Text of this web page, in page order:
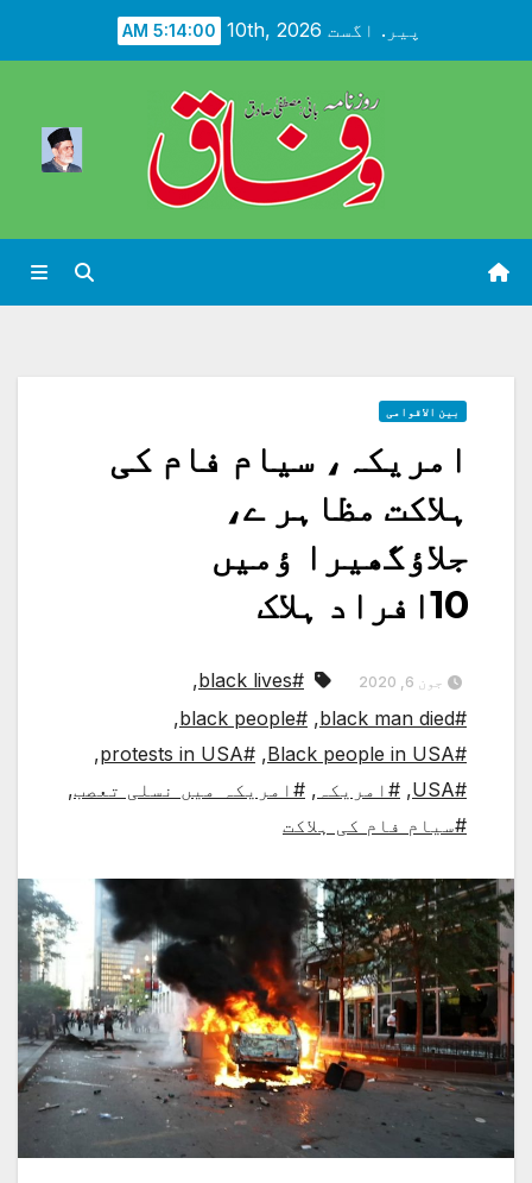
پیر. اگست 10th, 2026 5:14:02 AM
بین الاقوامی
امریکہ، سیام فام کی
ہلاکت مظاہر ے،
جلاؤگھیرا ؤمیں
10افراد ہلاک
جون 6, 2020 #black lives
,
#black man died
,
#black people
,
#Black people in USA
,
#protests in USA
,
#USA
, #امریکہ , #امریکہ میں نسلی تعصب,
#سیام فام کی ہلاکت